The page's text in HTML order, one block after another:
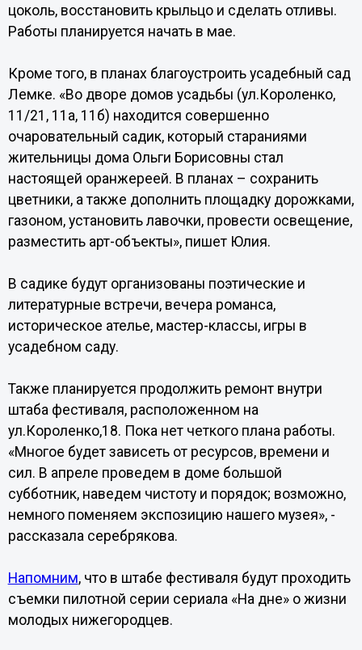
цоколь, восстановить крыльцо и сделать отливы.
Работы планируется начать в мае.
Кроме того, в планах благоустроить усадебный сад
Лемке. «Во дворе домов усадьбы (ул.Короленко,
11/21, 11а, 11б) находится совершенно
очаровательный садик, который стараниями
жительницы дома Ольги Борисовны стал
настоящей оранжереей. В планах – сохранить
цветники, а также дополнить площадку дорожками,
газоном, установить лавочки, провести освещение,
разместить арт-объекты», пишет Юлия.
В садике будут организованы поэтические и
литературные встречи, вечера романса,
историческое ателье, мастер-классы, игры в
усадебном саду.
Также планируется продолжить ремонт внутри
штаба фестиваля, расположенном на
ул.Короленко,18. Пока нет четкого плана работы.
«Многое будет зависеть от ресурсов, времени и
сил. В апреле проведем в доме большой
субботник, наведем чистоту и порядок; возможно,
немного поменяем экспозицию нашего музея», -
рассказала серебрякова.
Напомним, что в штабе фестиваля будут проходить
съемки пилотной серии сериала «На дне» о жизни
молодых нижегородцев.